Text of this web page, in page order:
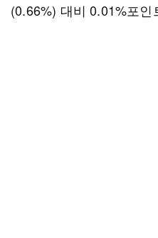
(0.66%) 대비 0.01%포인